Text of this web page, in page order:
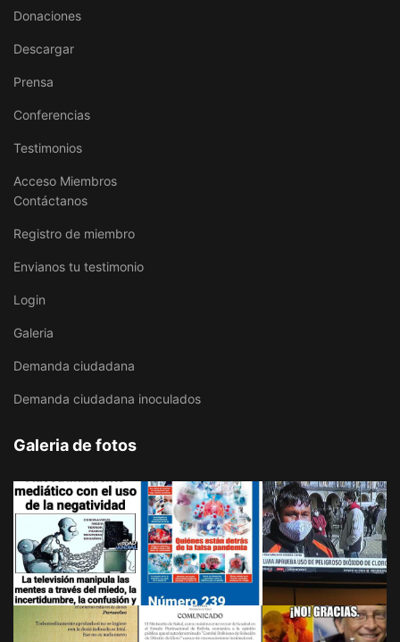
Donaciones
Descargar
Prensa
Conferencias
Testimonios
Acceso Miembros
Contáctanos
Registro de miembro
Envianos tu testimonio
Login
Galeria
Demanda ciudadana
Demanda ciudadana inoculados
Galeria de fotos